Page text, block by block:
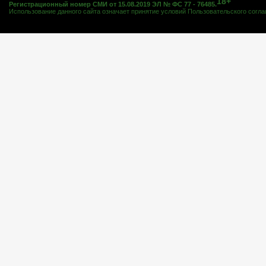
Регистрационный номер СМИ от 15.08.2019 ЭЛ № ФС 77 - 76485.
Использование данного сайта означает принятие условий Пользовательского